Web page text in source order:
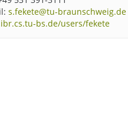
s.fekete@tu-braunschweig.de
bs.de/users/fekete